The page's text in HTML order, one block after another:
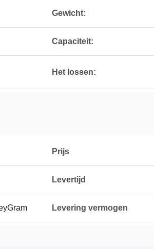
Gewicht:
Capaciteit:
Het lossen:
Prijs
Levertijd
Levering vermogen